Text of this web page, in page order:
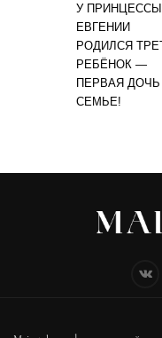
У ПРИНЦЕССЫ
ЕВГЕНИИ
РОДИЛСЯ
РЕБЁНОК —
ПЕРВАЯ ДОЧЬ
СЕМЬЕ!